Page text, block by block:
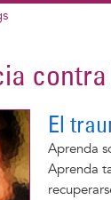
El
Aprenda
Aprenda